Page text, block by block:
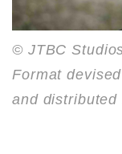
© JTBC
Format
and distributed